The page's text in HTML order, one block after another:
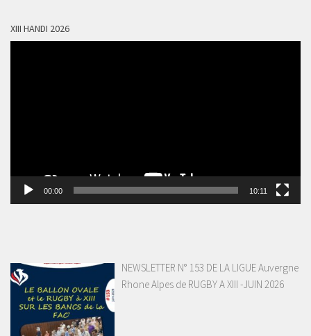
XIII HANDI 2026
00:00 10:11
NEWSLETTER N° 153 DE LA LIGUE Auvergne
Rhone Alpes de RUGBY A XIII -JUIN 2026